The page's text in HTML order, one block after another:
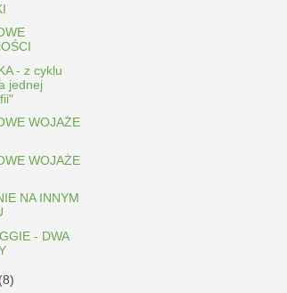
- z cyklu
jednej
WOJAŻE
WOJAŻE
NA INNYM
- DWA
(8)